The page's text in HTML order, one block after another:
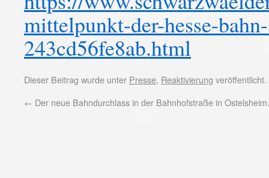
mittelpunkt-der-hesse-
243cd56fe8ab.html
Dieser Beitrag wurde unter Presse, Reaktivierung
← Der neue Bahndurchlass in der Bahnhofstraße in Ostelsheim.